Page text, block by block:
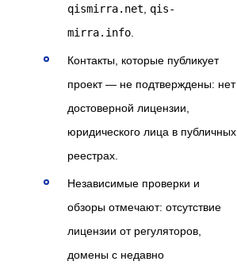
qismirra.net, qis-
mirra.info.
Контакты, которые публикует
проект — не подтверждены: нет
достоверной лицензии,
юридического лица в публичных
реестрах.
Независимые проверки и
обзоры отмечают: отсутствие
лицензии от регуляторов,
домены с недавно